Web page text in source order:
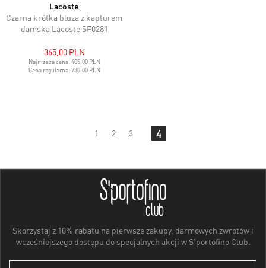
Lacoste
Czarna krótka bluza z kapturem
damska Lacoste SF0281
365,00 PLN
Najniższa cena: 405,00 PLN
Cena regularna: 730,00 PLN
1 2 3 4
Skorzystaj z 10% rabatu na pierwsze zakupy, darmowych zwrotów i
wcześniejszego dostępu do specjalnych akcji w S'portofino Club.